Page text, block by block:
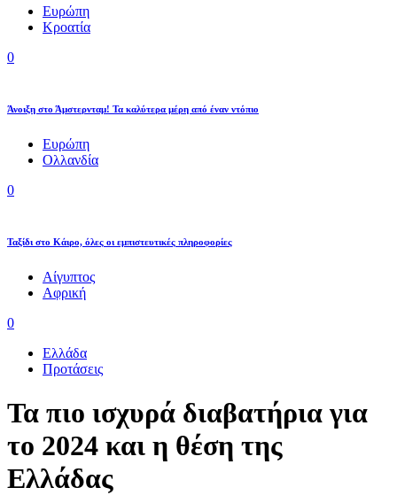
Ευρώπη
Κροατία
0
Άνοιξη στο Άμστερνταμ! Τα καλύτερα μέρη από έναν ντόπιο
Ευρώπη
Ολλανδία
0
Ταξίδι στο Κάιρο, όλες οι εμπιστευτικές πληροφορίες
Αίγυπτος
Αφρική
0
Ελλάδα
Προτάσεις
Τα πιο ισχυρά διαβατήρια για
το 2024 και η θέση της
Ελλάδας